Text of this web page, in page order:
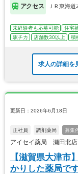
アクセス ＪＲ東海
未経験者も応募可能 住宅
駅チカ
店舗数30以上 積
求人の詳細を
更新日：2026年6月18日
正社員 調剤薬局 募集
アイセイ薬局 瀬田北
【滋賀県大津市
かりした薬局で